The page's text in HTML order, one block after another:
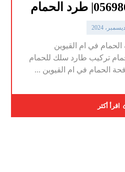
في ام القيوين
طرد الحمام تركيب طارد سلك للحمام
الحمام في ام القيوين ...
اقرأ أكثر